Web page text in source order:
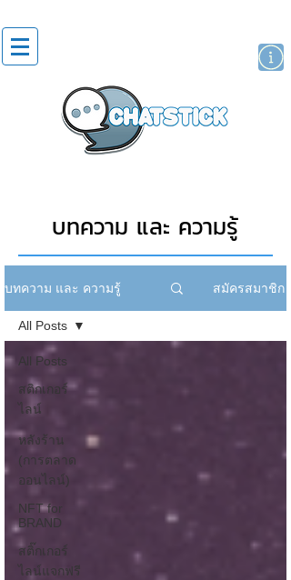
บทความ และ ความรู้
บทความ และ ความรู้ สมัครสมาชิก
All Posts
สติกเกอร์
ไลน์
หลังร้าน
(การตลาด
ออนไลน์)
NFT for
BRAND
สติ๊กเกอร์
ไลน์แจกฟรี
All Posts